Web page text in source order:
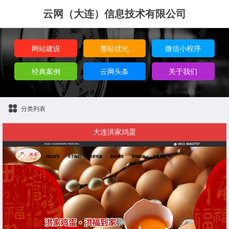
云网（大连）信息技术有限公司
网站建设 整站优化 微信小程序
经典案例 云网头条 关于我们
分类列表
大连洪家鸡蛋